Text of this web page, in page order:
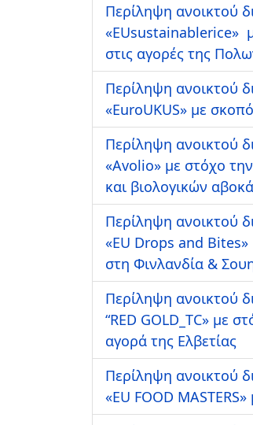
Περίληψη ανοικτού
«EUsustainablerice»
στις αγορές της
Περίληψη ανοικτού
«ΕuroUKUS» με
Περίληψη ανοικτού
«Avolio» με στόχο
και βιολογικών
Περίληψη ανοικτού
«EU Drops and
στη Φινλανδία &
Περίληψη ανοικτού
“RED GOLD_TC» με
αγορά της Ελβετίας
Περίληψη ανοικτού
«EU FOOD